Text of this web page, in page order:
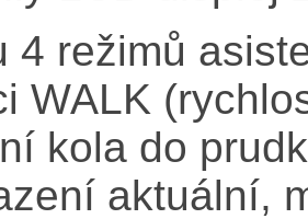
4 režimů
WALK
kola do
aktuální,